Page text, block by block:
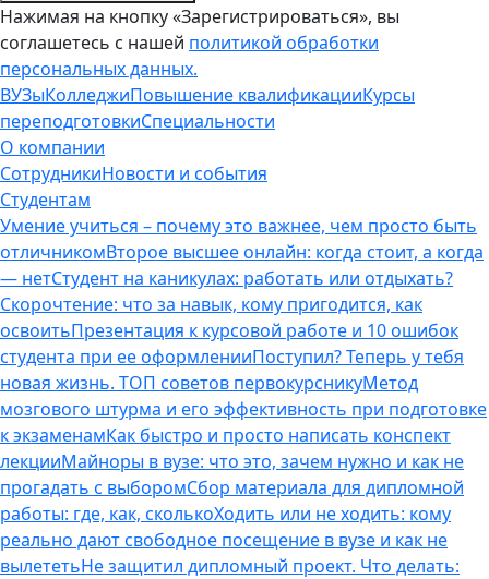
Нажимая на кнопку «Зарегистрироваться», вы
соглашетесь с нашей политикой обработки
персональных данных.
ВУЗыКолледжиПовышение квалификацииКурсы
переподготовкиСпециальности
О компании
СотрудникиНовости и события
Студентам
Умение учиться – почему это важнее, чем просто быть
отличникомВторое высшее онлайн: когда стоит, а когда
— нетСтудент на каникулах: работать или отдыхать?
Скорочтение: что за навык, кому пригодится, как
освоитьПрезентация к курсовой работе и 10 ошибок
студента при ее оформленииПоступил? Теперь у тебя
новая жизнь. ТОП советов первокурсникуМетод
мозгового штурма и его эффективность при подготовке
к экзаменамКак быстро и просто написать конспект
лекцииМайноры в вузе: что это, зачем нужно и как не
прогадать с выборомСбор материала для дипломной
работы: где, как, сколькоХодить или не ходить: кому
реально дают свободное посещение в вузе и как не
вылететьНе защитил дипломный проект. Что делать: